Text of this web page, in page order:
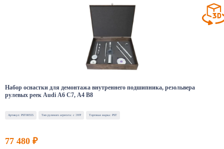
Набор оснастки для демонтажа внутреннего подшипника, резольвера
рулевых реек Audi A6 C7, A4 B8
Артикул: PST00555 Тип рулевого агрегата: с ЭУР Торговая марка: PST
77 480 ₽